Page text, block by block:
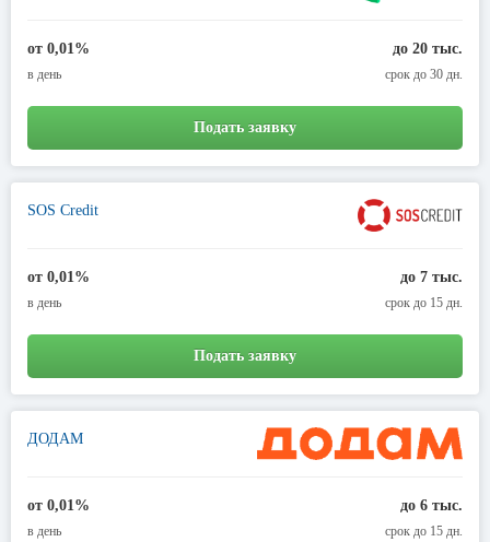
от 0,01%
в день
до 20 тыс.
срок до 30 дн.
Подать заявку
SOS Credit
от 0,01%
в день
до 7 тыс.
срок до 15 дн.
Подать заявку
ДОДАМ
от 0,01%
в день
до 6 тыс.
срок до 15 дн.